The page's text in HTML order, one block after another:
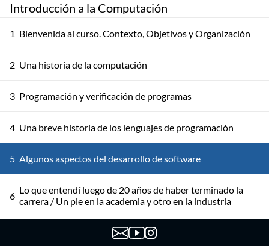
Introducción a la Computación
1 Bienvenida al curso. Contexto, Objetivos y Organización
2 Una historia de la computación
3 Programación y verificación de programas
4 Una breve historia de los lenguajes de programación
5 Algunos aspectos del desarrollo de software
6 Lo que entendí luego de 20 años de haber terminado la
carrera / Un pie en la academia y otro en la industria
Datos + IA: lo que nadie te cuenta cuando empezás